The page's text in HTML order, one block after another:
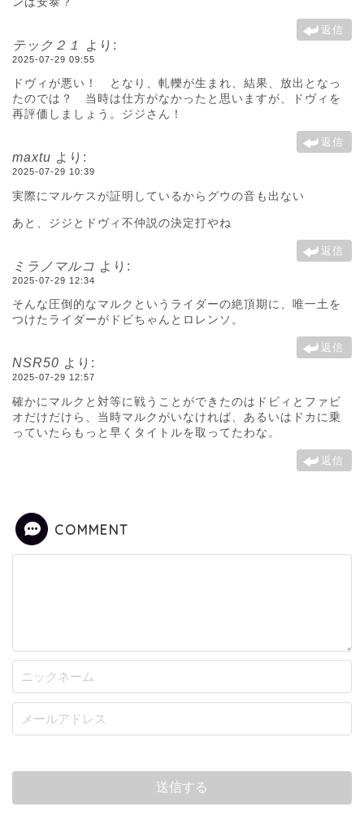
返信
テック２１ より:
2025-07-29 09:55
ドヴィが悪い！ となり、軋轢が生まれ、結果、放出となっ
たのでは？ 当時は仕方がなかったと思いますが、ドヴィを
再評価しましょう。ジジさん！
返信
maxtu より:
2025-07-29 10:39
実際にマルケスが証明しているからグウの音も出ない
あと、ジジとドヴィ不仲説の決定打やね
返信
ミラノマルコ より:
2025-07-29 12:34
そんな圧倒的なマルクというライダーの絶頂期に、唯一土を
つけたライダーがドビちゃんとロレンソ。
返信
NSR50 より:
2025-07-29 12:57
確かにマルクと対等に戦うことができたのはドビィとファビ
オだけだけら、当時マルクがいなければ、あるいはドカに乗
っていたらもっと早くタイトルを取ってたわな。
返信
COMMENT